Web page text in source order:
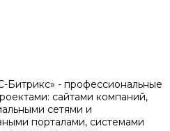
Битрикс» - профессиональные
сайтами компаний,
сетями и
порталами, системами